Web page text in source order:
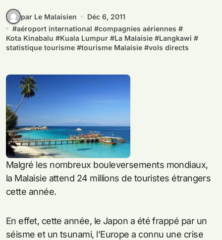
par Le Malaisien
Déc 6, 2011
#aéroport international #compagnies aériennes #
Kota Kinabalu #Kuala Lumpur #La Malaisie #Langkawi #
statistique tourisme #tourisme Malaisie #vols directs
Malgré les nombreux bouleversements mondiaux,
la Malaisie attend 24 millions de touristes étrangers
cette année.
En effet, cette année, le Japon a été frappé par un
séisme et un tsunami, l’Europe a connu une crise